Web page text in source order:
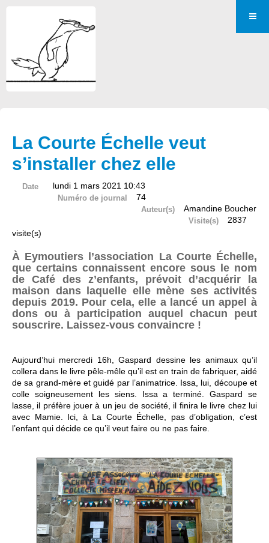
La Courte Échelle veut
s’installer chez elle
Date lundi 1 mars 2021 10:43
Numéro de journal 74
Auteur(s) Amandine Boucher
Visite(s)
2837
visite(s)
À Eymoutiers l’association La Courte Échelle,
que certains connaissent encore sous le nom
de Café des z’enfants, prévoit d’acquérir la
maison dans laquelle elle mène ses activités
depuis 2019. Pour cela, elle a lancé un appel à
dons ou à participation auquel chacun peut
souscrire. Laissez-vous convaincre !
Aujourd’hui mercredi 16h, Gaspard dessine les animaux qu’il
collera dans le livre pêle-mêle qu’il est en train de fabriquer, aidé
de sa grand-mère et guidé par l’animatrice. Issa, lui, découpe et
colle soigneusement les siens. Issa a terminé. Gaspard se
lasse, il préfère jouer à un jeu de société, il finira le livre chez lui
avec Mamie. Ici, à La Courte Échelle, pas d’obligation, c’est
l’enfant qui décide ce qu’il veut faire ou ne pas faire.